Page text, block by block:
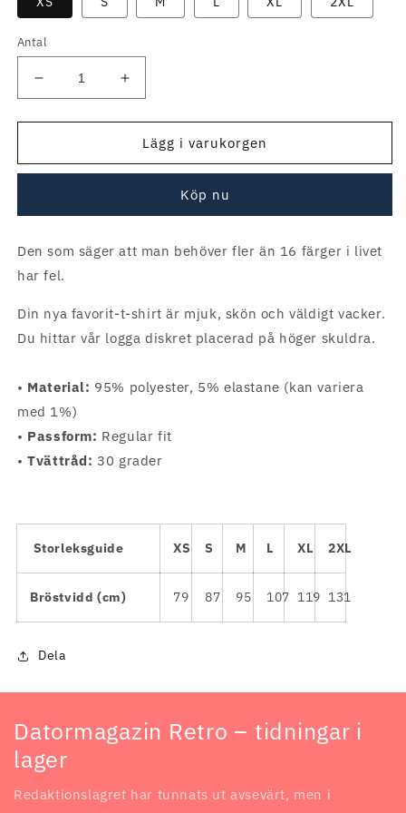
Antal
Minska
antal
av
shirt
fantastiska
Öka
antal
av
shirt
fantastiska
Lägg i varukorgen
Köp nu
Den som säger att man behöver fler än 16 färger i livet
har fel.
Din nya favorit-t-shirt är mjuk, skön och väldigt vacker.
Du hittar vår logga diskret placerad på höger skuldra.
• Material: 95% polyester, 5% elastane (kan variera
med 1%)
• Passform: Regular fit
•Tvättråd: 30 grader
Storleksguide XS S M L XL 2XL
Bröstvidd (cm) 79 87 95 107 119 131
Dela
Datormagazin Retro – tidningar i
lager
Redaktionslagret har tunnats ut avsevärt, men i